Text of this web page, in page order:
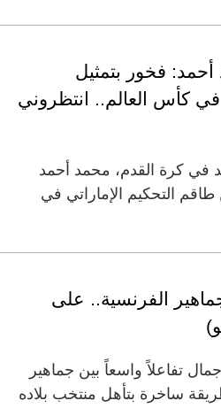
فخور بتمثيل
في كأس العالم.. انتظروني
في كرة القدم، محمد أحمد
التحكيم الإماراتي في
الفرنسية.. على
تفاعلاً واسعاً بين جماهير
ساخرة بتأهل منتخب بلاده